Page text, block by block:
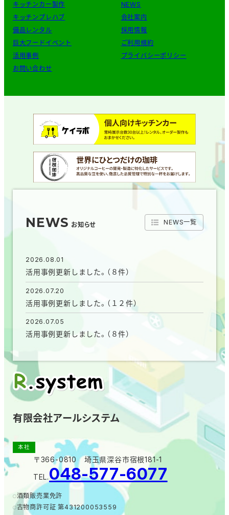
有限会社アールシステム
本社
〒366-0810 埼玉県深谷市宿根181-1
TEL.048-577-6077
酒類販売業免許
古物商許可証 第431200053559
NEWS お知らせ NEWS一覧
2026.08.01
活用事例更新しました。（８件）
2026.07.20
活用事例更新しました。（１２件）
2026.07.05
活用事例更新しました。（８件）
キッチンカー製作
キッチンプレハブ
備品レンタル
巨大フードイベント
活用事例
お問い合わせ
NEWS
会社案内
採用情報
ご利用規約
プライバシーポリシー